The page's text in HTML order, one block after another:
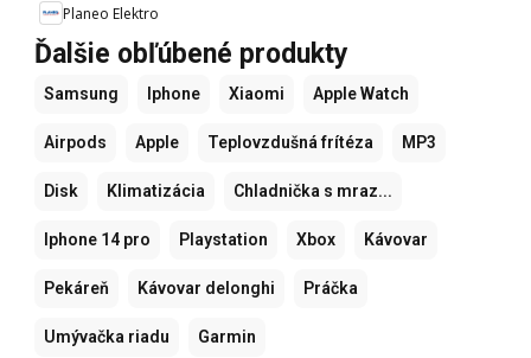
Planeo Elektro
Ďalšie obľúbené produkty
Samsung Iphone Xiaomi Apple Watch
Airpods Apple Teplovzdušná frítéza MP3
Disk Klimatizácia Chladnička s mraz...
Iphone 14 pro Playstation Xbox Kávovar
Pekáreň Kávovar delonghi Práčka
Umývačka riadu Garmin